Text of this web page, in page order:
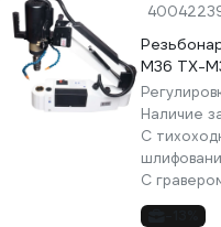
M36 TX-
Наличие
С
С